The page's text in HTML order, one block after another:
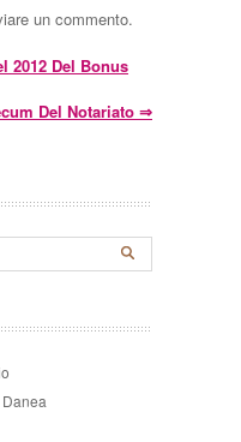
un commento.
2012 Del Bonus
Del Notariato ⇒